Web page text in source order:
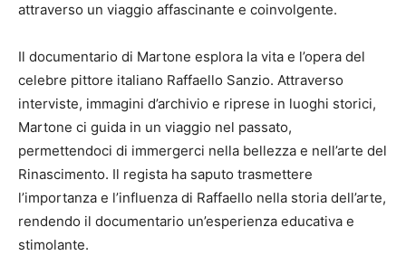
attraverso un viaggio affascinante e coinvolgente.
Il documentario di Martone esplora la vita e l’opera del
celebre pittore italiano Raffaello Sanzio. Attraverso
interviste, immagini d’archivio e riprese in luoghi storici,
Martone ci guida in un viaggio nel passato,
permettendoci di immergerci nella bellezza e nell’arte del
Rinascimento. Il regista ha saputo trasmettere
l’importanza e l’influenza di Raffaello nella storia dell’arte,
rendendo il documentario un’esperienza educativa e
stimolante.